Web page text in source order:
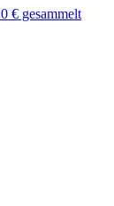
€ gesammelt